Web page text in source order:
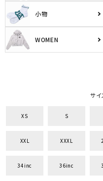
小物
WOMEN
サイ
XS S
XXL XXXL
34inc 36inc